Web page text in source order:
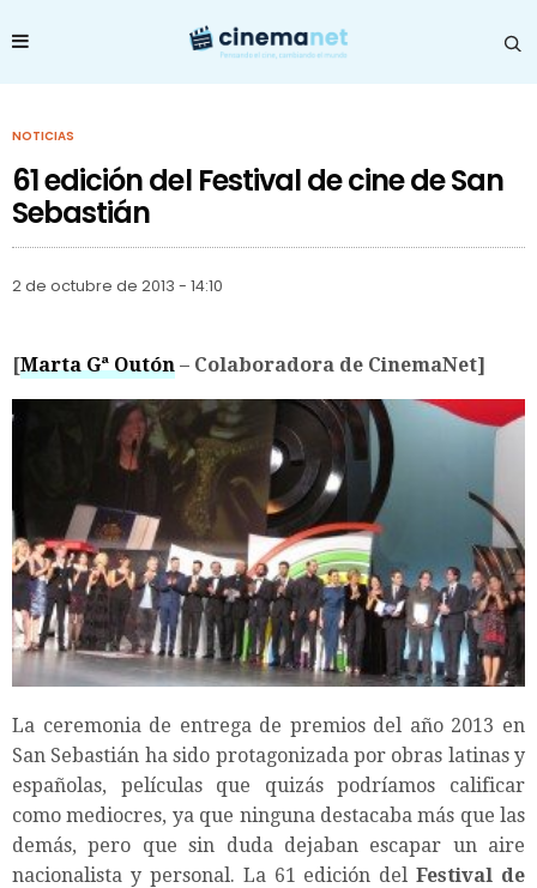
NOTICIAS
61 edición del Festival de cine de San
Sebastián
2 de octubre de 2013 - 14:10
[Marta Gª Outón – Colaboradora de CinemaNet]
La ceremonia de entrega de premios del año 2013 en
San Sebastián ha sido protagonizada por obras latinas y
españolas, películas que quizás podríamos calificar
como mediocres, ya que ninguna destacaba más que las
demás, pero que sin duda dejaban escapar un aire
nacionalista y personal. La 61 edición delFestival de